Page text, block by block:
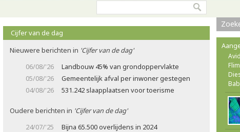
Cijfer van de dag
Nieuwere berichten in 'Cijfer van de dag'
06/08/'26
Landbouw 45% van grondoppervlakte
05/08/'26
Gemeentelijk afval per inwoner gestegen
04/08/'26
531.242 slaapplaatsen voor toerisme
Oudere berichten in 'Cijfer van de dag'
24/07/'25
Bijna 65.500 overlijdens in 2024